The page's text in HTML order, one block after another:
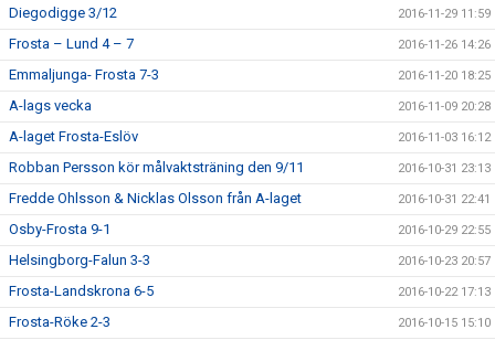
Diegodigge 3/12 2016-11-29 11:59
Frosta – Lund 4 – 7 2016-11-26 14:26
Emmaljunga- Frosta 7-3 2016-11-20 18:25
A-lags vecka 2016-11-09 20:28
A-laget Frosta-Eslöv 2016-11-03 16:12
Robban Persson kör målvaktsträning den 9/11 2016-10-31 23:13
Fredde Ohlsson & Nicklas Olsson från A-laget 2016-10-31 22:41
Osby-Frosta 9-1 2016-10-29 22:55
Helsingborg-Falun 3-3 2016-10-23 20:57
Frosta-Landskrona 6-5 2016-10-22 17:13
Frosta-Röke 2-3 2016-10-15 15:10